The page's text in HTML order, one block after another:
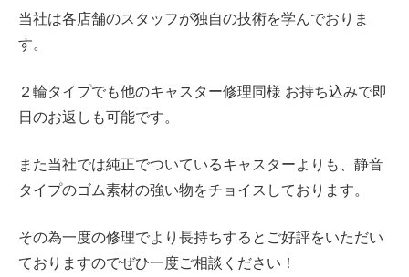
当社は各店舗のスタッフが独自の技術を学んでおりま
す。
２輪タイプでも他のキャスター修理同様 お持ち込みで即
日のお返しも可能です。
また当社では純正でついているキャスターよりも、静音
タイプのゴム素材の強い物をチョイスしております。
その為一度の修理でより長持ちするとご好評をいただい
ておりますのでぜひ一度ご相談ください！